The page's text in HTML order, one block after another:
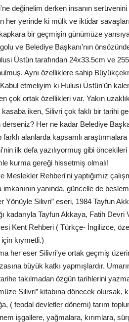
değinelim derken insanın
her yerinde ki mülk ve iktidar
bir geçmişin günümüze
ve Belediye Başkanı'nın
Üstün tarafından 24x33.5cm ve
Aynı özelliklere sahip
etmeliyim ki Hulusi Üstün'ün
çok ortak özellikleri var. Yakın
iken, Silivri çok faklı bir tarihi
Her ne kadar Belediye
farklı alanlarda kapsamlı
ilk defa yazılıyormuş gibi
kurma gereği hissetmiş olmalı!
Meslekler Rehberi'ni yaptığımız
yanında, güncelle de
Yönüyle Silivri” eseri, 1984 Tayfun
kadarıyla Tayfun Akkaya, Fatih
Kent Rehberi ( Türkçe- İngilizce,
kıymetli.)
her eser Silivri'ye ortak geçmiş
büyük katkı yapmışlardır.
takılmadan özgün tarihlerini
Silivri” kitabına dönecek olursak,
( feodal devletler dönemi) tarım
işgallere, yağmalara, kırımlara,